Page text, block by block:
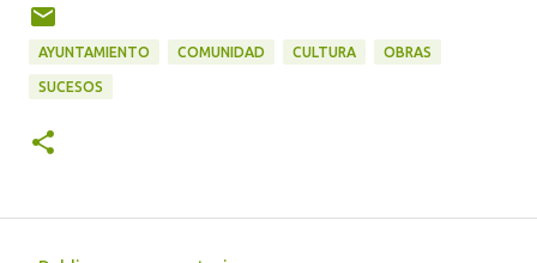
AYUNTAMIENTO COMUNIDAD CULTURA OBRAS
SUCESOS